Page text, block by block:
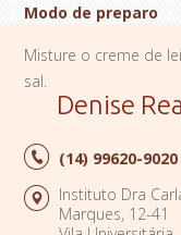
Modo de preparo
Misture o creme de
sal.
Denise
(14) 99620-9020
Instituto Dra
Marques, 12-41